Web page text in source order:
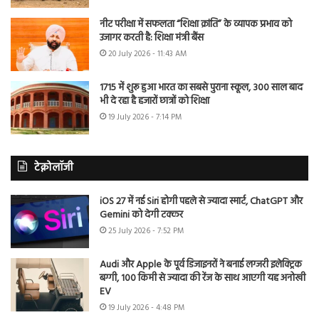
नीट परीक्षा में सफलता “शिक्षा क्रांति” के व्यापक प्रभाव को
उजागर करती है: शिक्षा मंत्री बैंस
20 July 2026 - 11:43 AM
1715 में शुरू हुआ भारत का सबसे पुराना स्कूल, 300 साल बाद
भी दे रहा है हजारों छात्रों को शिक्षा
19 July 2026 - 7:14 PM
टेक्नोलॉजी
iOS 27 में नई Siri होगी पहले से ज्यादा स्मार्ट, ChatGPT और
Gemini को देगी टक्कर
25 July 2026 - 7:52 PM
Audi और Apple के पूर्व डिजाइनरों ने बनाई लग्जरी इलेक्ट्रिक
बग्गी, 100 किमी से ज्यादा की रेंज के साथ आएगी यह अनोखी
EV
19 July 2026 - 4:48 PM